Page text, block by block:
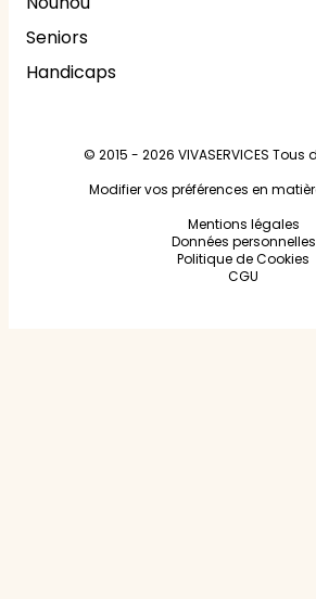
Seniors
Handicaps
© 2015 - 2026 VIVASERVICES Tous
Modifier vos préférences en
Mentions légales
Données personnelles
Politique de Cookies
CGU